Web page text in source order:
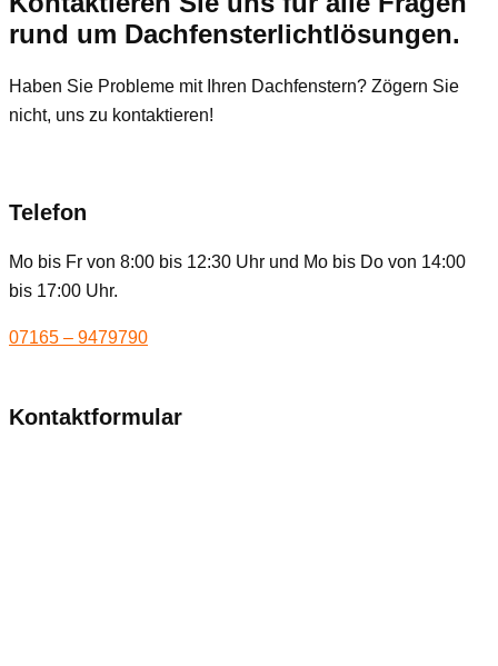
rund um Dachfensterlichtlösungen.
Haben Sie Probleme mit Ihren Dachfenstern? Zögern Sie
nicht, uns zu kontaktieren!
Telefon
Mo bis Fr von 8:00 bis 12:30 Uhr und Mo bis Do von 14:00
bis 17:00 Uhr.
07165 – 9479790
Kontaktformular